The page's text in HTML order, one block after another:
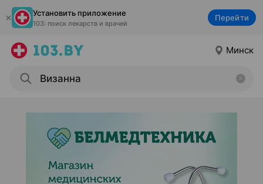
Установить приложение
103: поиск лекарств и врачей
Перейти
Минск